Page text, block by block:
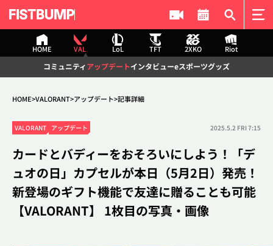
HOME VAL LoL TFT 2XKO Riot
コミュニティアップデートインタビューeスポーツグッズ
記事検索
#2XKO #DetonatioN FocusMe #The k4sen
#VALORANT
#League of Legends
#Challengers Japan
HOME
コミュニティ
グッズ
League of Legends
コミュニティ
アップデート
インタビュー
eスポーツ
グッズ
HOME VALORANT アップデート 記事詳細
VALORANT アップデート 2025.5.2 FRI 7:15
カードとバディーをおそろいにしよう！「デ
ュオの日」カプセルが本日（5月2日）発売！
新登場のギフト機能で友達に贈ることも可能
【VALORANT】 1枚目の写真・画像